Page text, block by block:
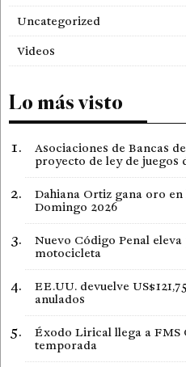
Uncategorized
Videos
Lo más visto
Asociaciones de Bancas
proyecto de ley de juegos
Dahiana Ortiz gana oro
Domingo 2026
Nuevo Código Penal
motocicleta
EE.UU. devuelve
anulados
Éxodo Lirical llega a FMS
temporada